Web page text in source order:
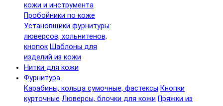
кожи и инструмента
Пробойники по коже
Установщики фурнитуры:
люверсов, хольнитенов,
кнопок Шаблоны для
изделий из кожи
Нитки для кожи
Фурнитура
Карабины, кольца сумочные, фастексы Кнопки
курточные Люверсы, блочки для кожи Пряжки из